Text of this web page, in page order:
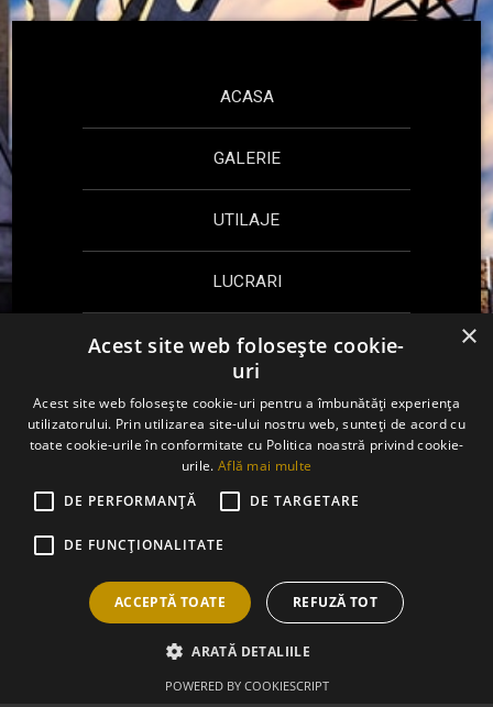
ACASA
GALERIE
UTILAJE
LUCRARI
CONTACT
Sună acum:0737.572.426
EmailFacebook
Toate drepturile rezervate © 2020 INCHIRIERI
×
Acest site web folosește cookie-
uri
Acest site web folosește cookie-uri pentru a îmbunătăți experiența
utilizatorului. Prin utilizarea site-ului nostru web, sunteți de acord cu
toate cookie-urile în conformitate cu Politica noastră privind cookie-
urile. Află mai multe
DE PERFORMANȚĂ
DE TARGETARE
DE FUNCŢIONALITATE
ACCEPTĂ TOATE REFUZĂ TOT
ARATĂ DETALIILE
POWERED BY COOKIESCRIPT